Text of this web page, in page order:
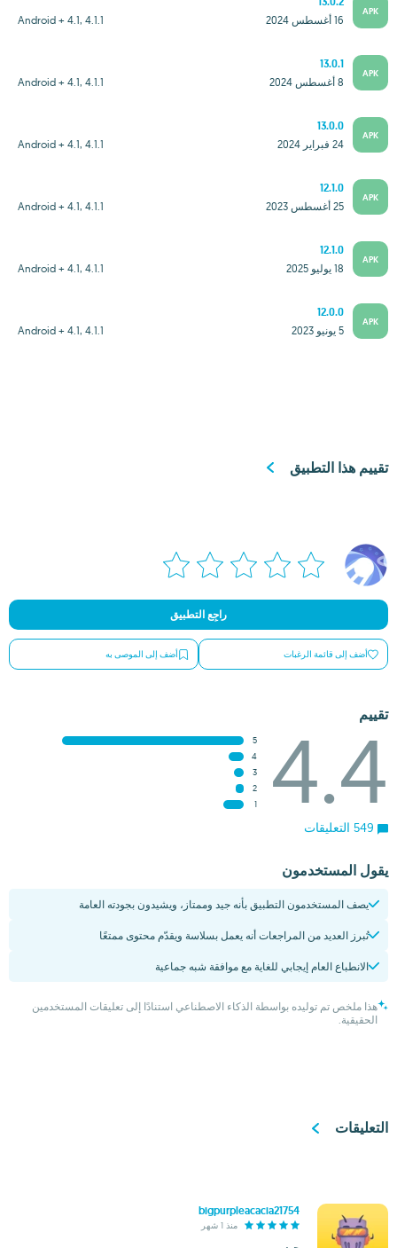
APK
Android + 4.1, 4.1.1 16 أغسطس 2024
APK
13.0.1
Android + 4.1, 4.1.1 8 أغسطس 2024
APK
13.0.0
Android + 4.1, 4.1.1 24 فبراير 2024
APK
12.1.0
Android + 4.1, 4.1.1 25 أغسطس 2023
APK
12.1.0
Android + 4.1, 4.1.1 18 يوليو 2025
APK
12.0.0
Android + 4.1, 4.1.1 5 يونيو 2023
تقييم هذا التطبيق
راجِع التطبيق
أضف إلى قائمة الرغبات أضف إلى الموصى به
تقييم
4.4
5
4
3
2
1
يقول المستخدمون
يصف المستخدمون التطبيق بأنه جيد وممتاز، ويشيدون بجودته العامة
تُبرز العديد من المراجعات أنه يعمل بسلاسة ويقدّم محتوى ممتعًا
الانطباع العام إيجابي للغاية مع موافقة شبه جماعية
هذا ملخص تم توليده بواسطة الذكاء الاصطناعي استنادًا إلى تعليقات المستخدمين
الحقيقية.
التعليقات
bigpurpleacacia21754
منذ 1 شهر